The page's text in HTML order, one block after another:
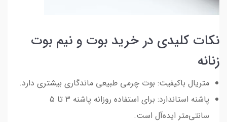
نکات کلیدی در خرید بوت و نیم بوت
زنانه
متریال باکیفیت: بوت چرمی طبیعی ماندگاری بیشتری دارد.
پاشنه استاندارد: برای استفاده روزانه پاشنه ۳ تا ۵
سانتی‌متر ایده‌آل است.